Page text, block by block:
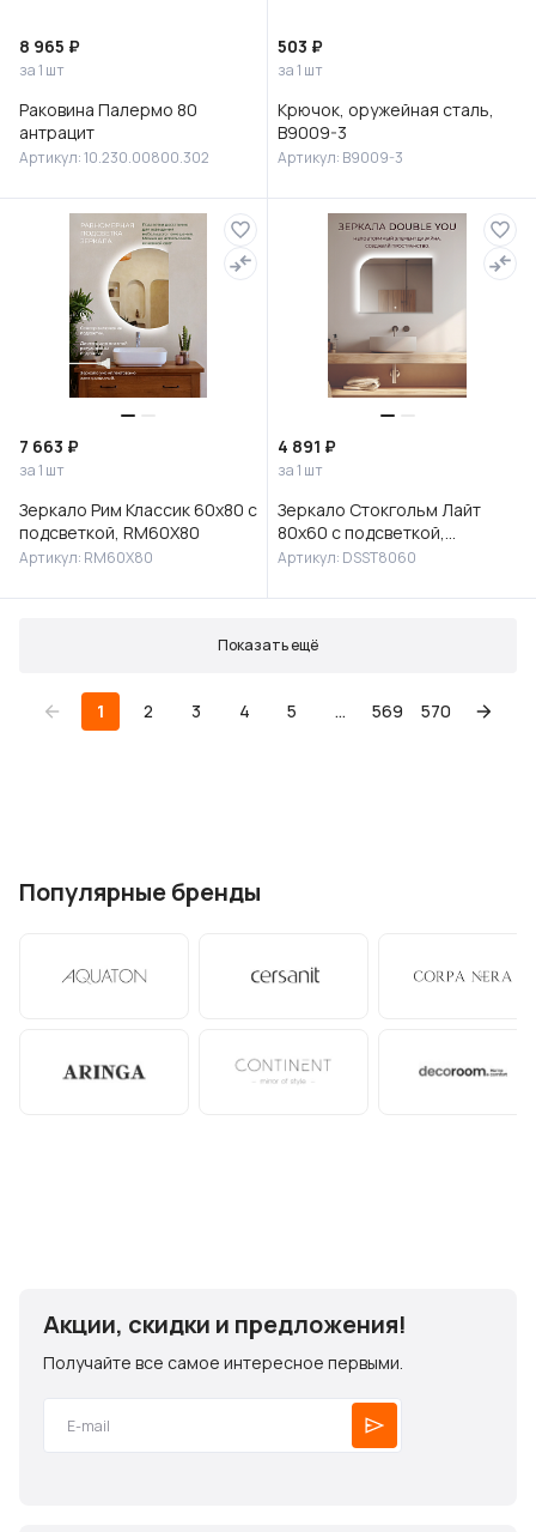
8 965 ₽
за 1 шт
Раковина Палермо 80
антрацит
Артикул: 10.230.00800.302
503 ₽
за 1 шт
Крючок, оружейная сталь,
B9009-3
Артикул: B9009-3
7 663 ₽
за 1 шт
Зеркало Рим Классик 60х80 с
подсветкой, RM60X80
Артикул: RM60X80
4 891 ₽
за 1 шт
Зеркало Стокгольм Лайт
80х60 с подсветкой,
DSST8060
Артикул: DSST8060
Показать ещё
1 2 3 4 5 ... 569 570
Популярные бренды
Акции, скидки и предложения!
Получайте все самое интересное первыми.